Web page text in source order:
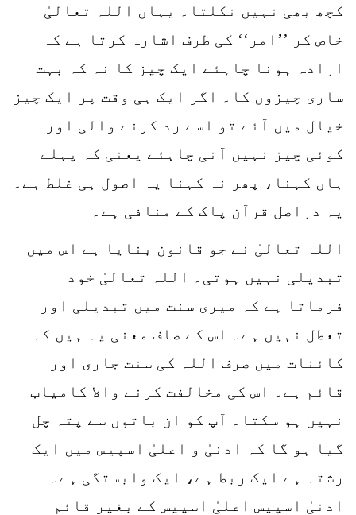
کچھ بھی نہیں نکلتا۔ یہاں اللہ تعالیٰ
خاص کر ’’امر‘‘ کی طرف اشارہ کرتا ہے کہ
ارادہ ہونا چاہئے ایک چیز کا نہ کہ بہت
ساری چیزوں کا۔ اگر ایک ہی وقت پر ایک چیز
خیال میں آئے تو اسے رد کرنے والی اور
کوئی چیز نہیں آنی چاہئے یعنی کہ پہلے
ہاں کہنا، پھر نہ کہنا یہ اصول ہی غلط ہے۔
یہ دراصل قرآن پاک کے منافی ہے۔
اللہ تعالیٰ نے جو قانون بنایا ہے اس میں
تبدیلی نہیں ہوتی۔ اللہ تعالیٰ خود
فرماتا ہے کہ میری سنت میں تبدیلی اور
تعطل نہیں ہے۔ اس کے صاف معنی یہ ہیں کہ
کائنات میں صرف اللہ کی سنت جاری اور
قائم ہے۔ اس کی مخالفت کرنے والا کامیاب
نہیں ہو سکتا۔ آپ کو ان باتوں سے پتہ چل
گیا ہو گا کہ ادنیٰ و اعلیٰ اسپیس میں ایک
رشتہ ہے ایک ربط ہے، ایک وابستگی ہے۔
ادنیٰ اسپیس اعلیٰ اسپیس کے بغیر قائم